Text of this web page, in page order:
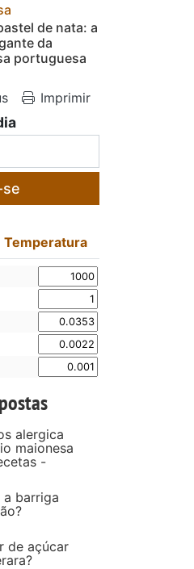
de nata: a
da
portuguesa
Imprimir
Temperatura
alergica
maionesa
-
barriga
de açúcar